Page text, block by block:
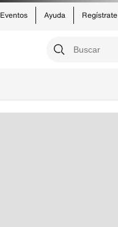
Ayuda Regístrate
Eventos